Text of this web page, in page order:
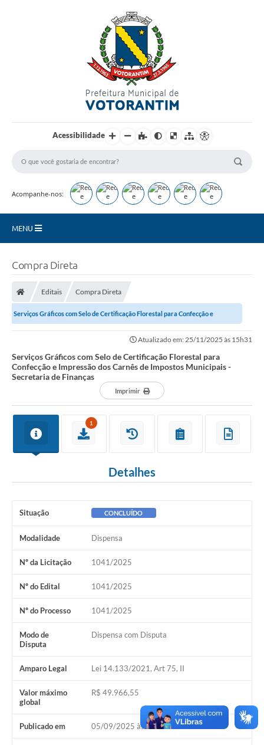
Acessibilidade
Acompanhe-nos:
MENU
Vagas PAT
Perguntas e Respostas Frequentes
Compra Direta
Empreendedor
Incentivos Fiscais
Plano Municipal de Retomada das Aulas Presenciais
Diário Oficial
Jornal (Edições anteriores)
Uso de Internet e Recursos de Informática
Plano Municipal de Saneamento Básico
Arquivos para Download
Guarda Civil Municipal (GCM)
Arborização urbana
Manual para arquivo de remessa – NFSe
Compra Direta
Editais Compra Direta
Serviços Gráficos com Selo de Certificação Florestal para Confecção e
Atualizado em: 25/11/2025 às 15h31
Serviços Gráficos com Selo de Certificação Florestal para
Confecção e Impressão dos Carnês de Impostos Municipais -
Secretaria de Finanças
Imprimir
1
Detalhes
Situação CONCLUÍDO
Modalidade Dispensa
Nº da Licitação 1041/2025
Nº do Edital 1041/2025
Nº do Processo 1041/2025
Modo de
Disputa
Dispensa com Disputa
Amparo Legal Lei 14.133/2021, Art 75, II
Valor máximo
global
R$ 49.966,55
Publicado em 05/09/2025 às 09h55